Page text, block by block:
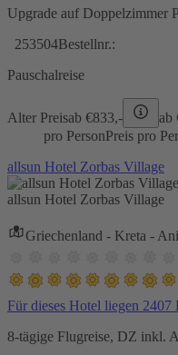
Upgrade auf Doppelzimmer
253504Bestellnr.:
Pauschalreise
Alter Preisab €833,- ab
pro PersonPreis pro
allsun Hotel Zorbas Village
allsun Hotel Zorbas Village
Griechenland - Kreta -
Für dieses Hotel liegen
8-tägige Flugreise, DZ inkl.